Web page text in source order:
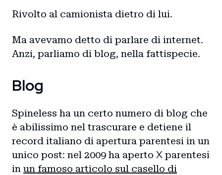
Rivolto al camionista dietro di lui.
Ma avevamo detto di parlare di internet.
Anzi, parliamo di blog, nella fattispecie.
Blog
Spineless ha un certo numero di blog che
è abilissimo nel trascurare e detiene il
record italiano di apertura parentesi in un
unico post: nel 2009 ha aperto X parentesi
in un famoso articolo sul casello di